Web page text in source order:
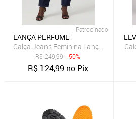
Patrocinado
LANÇA PERFUME
Calça Jeans Feminina Lança Perfume
R$249,99 - 50%
R$ 124,99 no Pix